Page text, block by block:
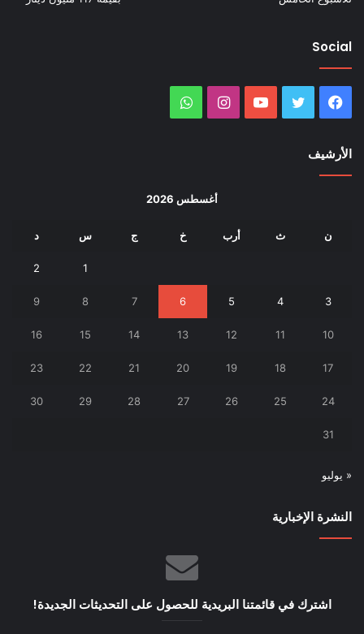
Social
فيسبوك تويتر يوتيوب انستقرام
الأرشيف
أغسطس 2026
ن ث أرب خ ج س د
1
2
3
4
5
6
7
8
9
10
11
12
13
14
15
16
17
18
19
20
21
22
23
24
25
26
27
28
29
30
31
« يوليو
النشرة الإخبارية
اشترك في قائمتنا البريدية للحصول على التحديثات الجديدة!